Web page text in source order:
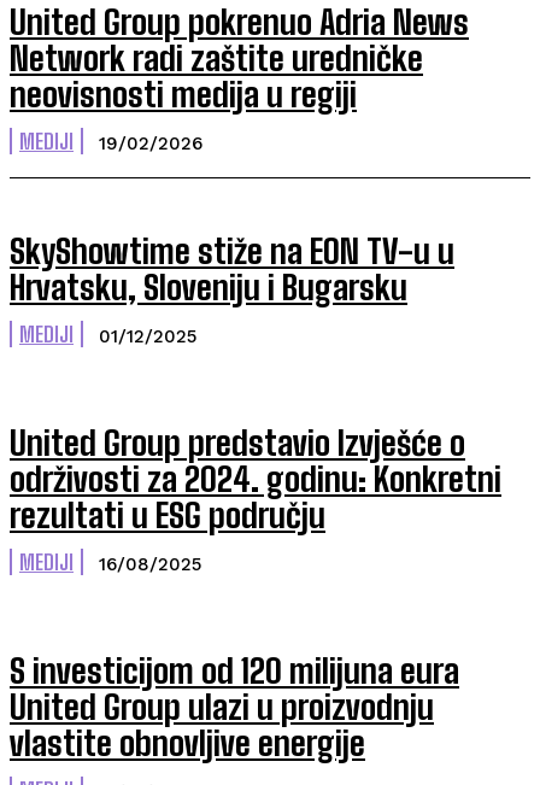
United Group pokrenuo Adria News
Network radi zaštite uredničke
neovisnosti medija u regiji
MEDIJI 19/02/2026
SkyShowtime stiže na EON TV-u u
Hrvatsku, Sloveniju i Bugarsku
MEDIJI 01/12/2025
United Group predstavio Izvješće o
održivosti za 2024. godinu: Konkretni
rezultati u ESG području
MEDIJI 16/08/2025
S investicijom od 120 milijuna eura
United Group ulazi u proizvodnju
vlastite obnovljive energije